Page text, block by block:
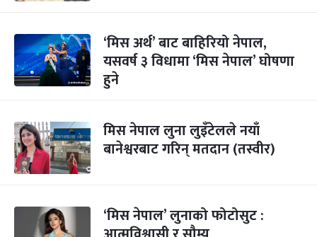
‘मिस अर्थ’ बाट बाहिरियो नेपाल,
यसवर्ष ३ विधामा ‘मिस नेपाल’ घोषणा
हुने
मिस नेपाल लुना लुइँटेलले नयाँ
बानेश्वरबाट गरिन् मतदान (तस्वीर)
‘मिस नेपाल’ लुनाको फोटोसुट :